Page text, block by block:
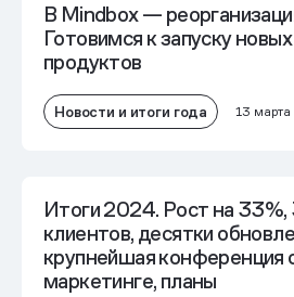
В Mindbox —
Готовимся к запуску
продуктов
Новости и итоги года 13
Итоги 2024. Рост на
клиентов, десятки
крупнейшая конференция
маркетинге, планы